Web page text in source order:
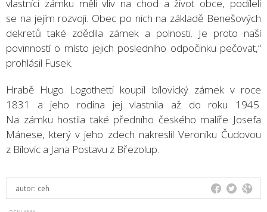
vlastníci zámku měli vliv na chod a život obce, podíleli
se na jejím rozvoji. Obec po nich na základě Benešových
dekretů také zdědila zámek a polnosti. Je proto naší
povinností o místo jejich posledního odpočinku pečovat,“
prohlásil Fusek.
Hrabě Hugo Logothetti koupil bílovický zámek v roce
1831 a jeho rodina jej vlastnila až do roku 1945.
Na zámku hostila také předního českého malíře Josefa
Mánese, který v jeho zdech nakreslil Veroniku Čudovou
z Bílovic a Jana Postavu z Březolup.
autor: ceh